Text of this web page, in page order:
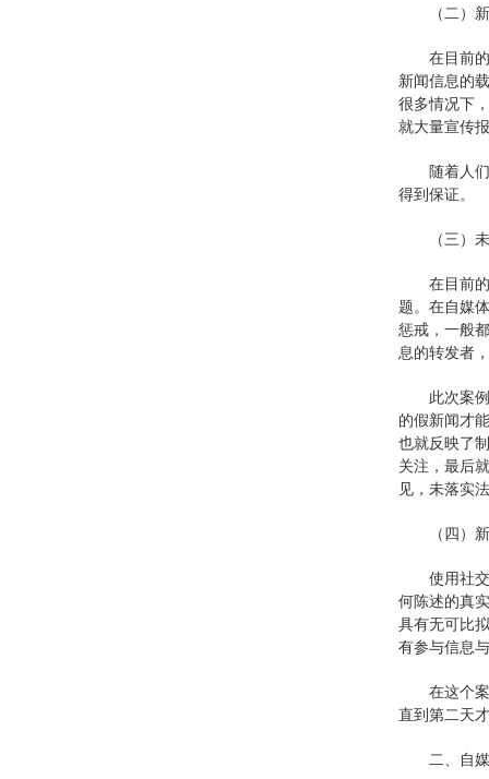
（二）
在目前
新闻信息的
很多情况下
就大量宣传报
随着人
得到保证。
（三）
在目前
题。在自媒
惩戒，一般
息的转发者
此次案
的假新闻才
也就反映了
关注，最后
见，未落实
（四）
使用社
何陈述的真
具有无可比
有参与信息
在这个
直到第二天
二、自